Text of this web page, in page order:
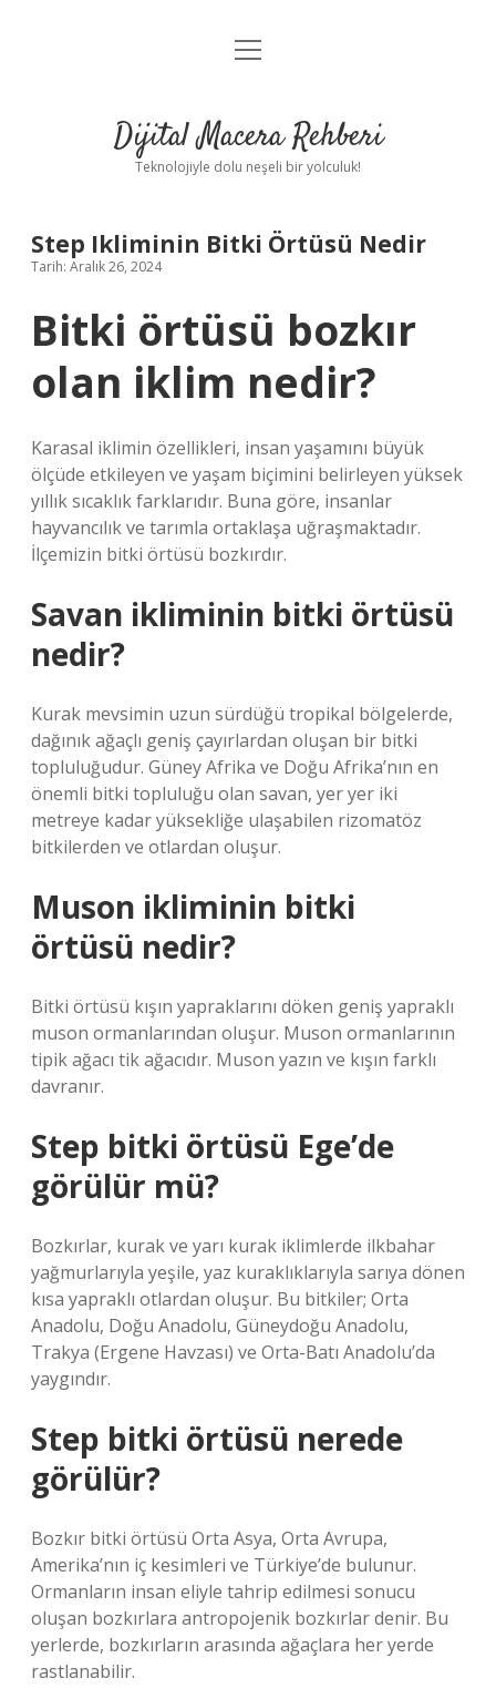
Anasayfa
Yasal Uyarı
menüyü
Dijital Macera Rehberi
Teknolojiyle dolu neşeli bir yolculuk!
Step Ikliminin Bitki Örtüsü Nedir
Tarih: Aralık 26, 2024
Bitki örtüsü bozkır
olan iklim nedir?
Karasal iklimin özellikleri, insan yaşamını büyük
ölçüde etkileyen ve yaşam biçimini belirleyen yüksek
yıllık sıcaklık farklarıdır. Buna göre, insanlar
hayvancılık ve tarımla ortaklaşa uğraşmaktadır.
İlçemizin bitki örtüsü bozkırdır.
Savan ikliminin bitki örtüsü
nedir?
Kurak mevsimin uzun sürdüğü tropikal bölgelerde,
dağınık ağaçlı geniş çayırlardan oluşan bir bitki
topluluğudur. Güney Afrika ve Doğu Afrika’nın en
önemli bitki topluluğu olan savan, yer yer iki
metreye kadar yüksekliğe ulaşabilen rizomatöz
bitkilerden ve otlardan oluşur.
Muson ikliminin bitki
örtüsü nedir?
Bitki örtüsü kışın yapraklarını döken geniş yapraklı
muson ormanlarından oluşur. Muson ormanlarının
tipik ağacı tik ağacıdır. Muson yazın ve kışın farklı
davranır.
Step bitki örtüsü Ege’de
görülür mü?
Bozkırlar, kurak ve yarı kurak iklimlerde ilkbahar
yağmurlarıyla yeşile, yaz kuraklıklarıyla sarıya dönen
kısa yapraklı otlardan oluşur. Bu bitkiler; Orta
Anadolu, Doğu Anadolu, Güneydoğu Anadolu,
Trakya (Ergene Havzası) ve Orta-Batı Anadolu’da
yaygındır.
Step bitki örtüsü nerede
görülür?
Bozkır bitki örtüsü Orta Asya, Orta Avrupa,
Amerika’nın iç kesimleri ve Türkiye’de bulunur.
Ormanların insan eliyle tahrip edilmesi sonucu
oluşan bozkırlara antropojenik bozkırlar denir. Bu
yerlerde, bozkırların arasında ağaçlara her yerde
rastlanabilir.